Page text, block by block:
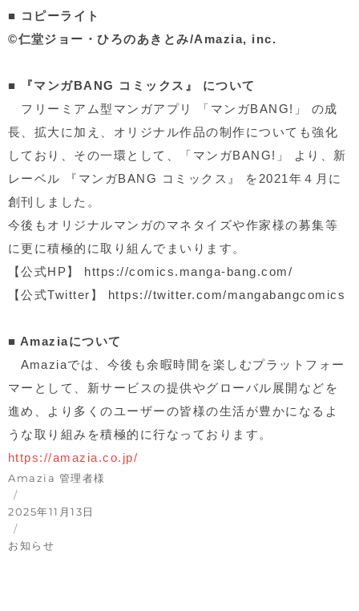
■ コピーライト
©仁堂ジョー・ひろのあきとみ/Amazia, inc.
■ 『マンガBANG コミックス』 について
フリーミアム型マンガアプリ 「マンガBANG! 」 の成
⻑、拡⼤に加え、オリジナル作品の制作についても強化
しており、その⼀環として、「マンガBANG! 」 より、新
レーベル 『マンガBANG コミックス』 を 2021年４⽉に
創刊しました。
今後もオリジナルマンガのマネタイズや作家様の募集等
に更に積極的に取り組んでまいります。
【公式HP 】
https://comics.manga-bang.com/
【公式Twitter 】 https://twitter.com/mangabangcomics
■ Amaziaについて
Amaziaでは、今後も余暇時間を楽しむプラットフォー
マーとして、新サービスの提供やグローバル展開などを
進め、より多くのユーザーの皆様の生活が豊かになるよ
うな取り組みを積極的に行なっております。
https://amazia.co.jp/
投
稿
者
Amazia 管理者様
稿
2025年11月13日
テ
お知らせ